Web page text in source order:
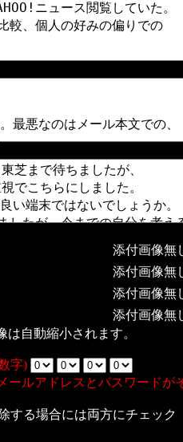
添付画像無
添付画像無
添付画像無
添付画像無
自動縮小されます。
字)
ールアドレスとパスワードが
する場合には両方にチェック